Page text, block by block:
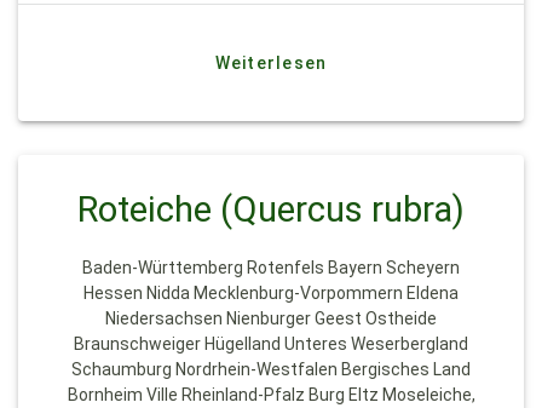
Weiterlesen
Roteiche (Quercus rubra)
Baden-Württemberg Rotenfels Bayern Scheyern
Hessen Nidda Mecklenburg-Vorpommern Eldena
Niedersachsen Nienburger Geest Ostheide
Braunschweiger Hügelland Unteres Weserbergland
Schaumburg Nordrhein-Westfalen Bergisches Land
Bornheim Ville Rheinland-Pfalz Burg Eltz Moseleiche,